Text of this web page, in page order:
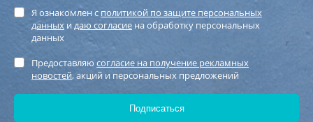
Я ознакомлен с политикой по защите персональных
данных и даю согласие на обработку персональных
данных
Предоставляю согласие на получение рекламных
новостей, акций и персональных предложений